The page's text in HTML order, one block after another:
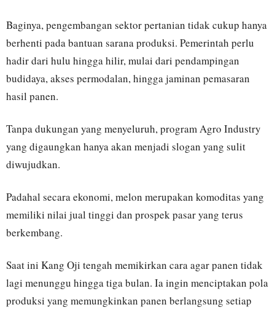
Baginya, pengembangan sektor pertanian tidak cukup hanya
berhenti pada bantuan sarana produksi. Pemerintah perlu
hadir dari hulu hingga hilir, mulai dari pendampingan
budidaya, akses permodalan, hingga jaminan pemasaran
hasil panen.
Tanpa dukungan yang menyeluruh, program Agro Industry
yang digaungkan hanya akan menjadi slogan yang sulit
diwujudkan.
Padahal secara ekonomi, melon merupakan komoditas yang
memiliki nilai jual tinggi dan prospek pasar yang terus
berkembang.
Saat ini Kang Oji tengah memikirkan cara agar panen tidak
lagi menunggu hingga tiga bulan. Ia ingin menciptakan pola
produksi yang memungkinkan panen berlangsung setiap